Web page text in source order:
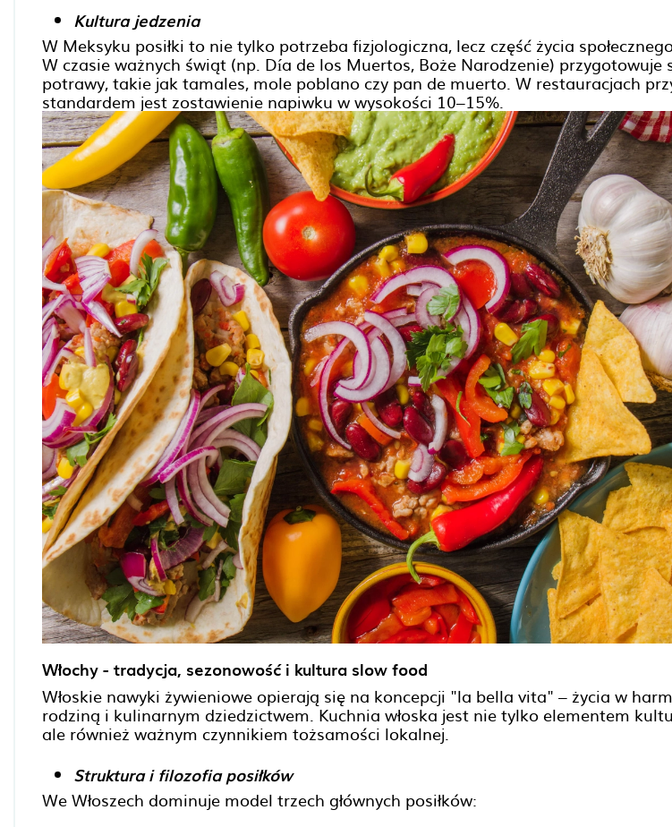
Kultura jedzenia
W Meksyku posiłki to nie tylko potrzeba fizjologiczna, lecz część życia
W czasie ważnych świąt (np. Día de los Muertos, Boże Narodzenie) przygotowuje
potrawy, takie jak tamales, mole poblano czy pan de muerto. W restauracjach
standardem jest zostawienie napiwku w wysokości 10–15%.
Włochy - tradycja, sezonowość i kultura slow food
Włoskie nawyki żywieniowe opierają się na koncepcji "la bella vita" – życia w
rodziną i kulinarnym dziedzictwem. Kuchnia włoska jest nie tylko elementem
ale również ważnym czynnikiem tożsamości lokalnej.
Struktura i filozofia posiłków
We Włoszech dominuje model trzech głównych posiłków: